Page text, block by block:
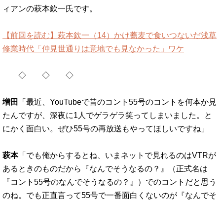
ィアンの萩本欽一氏です。
【前回を読む】萩本欽一（14）かけ蕎麦で食いつないだ浅草
修業時代「仲見世通りは意地でも見なかった」ワケ
◇ ◇ ◇
増田
「最近、YouTubeで昔のコント55号のコントを何本か見
たんですが、深夜に1人でゲラゲラ笑ってしまいました。と
にかく面白い。ぜひ55号の再放送もやってほしいですね」
萩本「でも俺からするとね、いまネットで見れるのはVTRが
あるときのものだから『なんでそうなるの？』（正式名は
『コント55号のなんでそうなるの？』）でのコントだと思う
のね。でも正直言って55号で一番面白くないのが『なんでそ